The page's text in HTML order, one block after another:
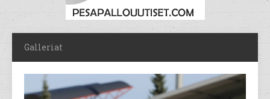
Galleriat